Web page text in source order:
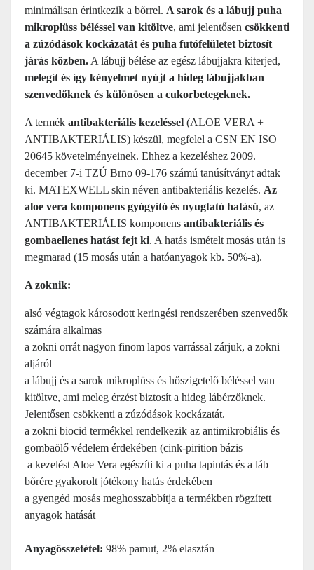
minimálisan érintkezik a bőrrel. A sarok és a lábujj puha
mikroplüss béléssel van kitöltve, ami jelentősen csökkenti
a zúzódások kockázatát és puha futófelületet biztosít
járás közben. A lábujj bélése az egész lábujjakra kiterjed,
melegít és így kényelmet nyújt a hideg lábujjakban
szenvedőknek és különösen a cukorbetegeknek.
A termék antibakteriális kezeléssel (ALOE VERA +
ANTIBAKTERIÁLIS) készül, megfelel a CSN EN ISO
20645 követelményeinek. Ehhez a kezeléshez 2009.
december 7-i TZÚ Brno 09-176 számú tanúsítványt adtak
ki. MATEXWELL skin néven antibakteriális kezelés. Az
aloe vera komponens gyógyító és nyugtató hatású, az
ANTIBAKTERIÁLIS komponens antibakteriális és
gombaellenes hatást fejt ki. A hatás ismételt mosás után is
megmarad (15 mosás után a hatóanyagok kb. 50%-a).
A zoknik:
alsó végtagok károsodott keringési rendszerében szenvedők
számára alkalmas
a zokni orrát nagyon finom lapos varrással zárjuk, a zokni
aljáról
a lábujj és a sarok mikroplüss és hőszigetelő béléssel van
kitöltve, ami meleg érzést biztosít a hideg lábérzőknek.
Jelentősen csökkenti a zúzódások kockázatát.
a zokni biocid termékkel rendelkezik az antimikrobiális és
gombaölő védelem érdekében (cink-pirition bázis
a kezelést Aloe Vera egészíti ki a puha tapintás és a láb
bőrére gyakorolt ​​jótékony hatás érdekében
a gyengéd mosás meghosszabbítja a termékben rögzített
anyagok hatását
Anyagösszetétel: 98% pamut, 2% elasztán